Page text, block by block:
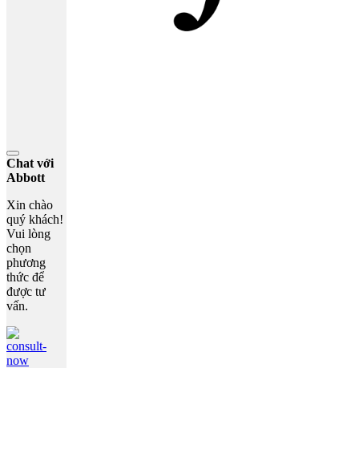
Chat với
Abbott
Xin chào
quý khách!
Vui lòng
chọn
phương
thức để
được tư
vấn.